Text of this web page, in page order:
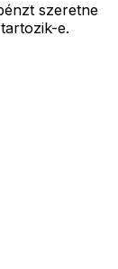
szeretne
e.